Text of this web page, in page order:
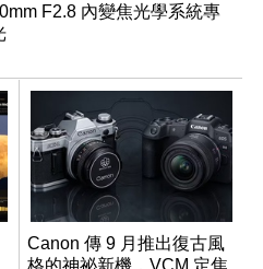
F2.8 內變焦光學系統專
Canon 傳 9 月推出復古風
格的神祕新機，VCM 定焦